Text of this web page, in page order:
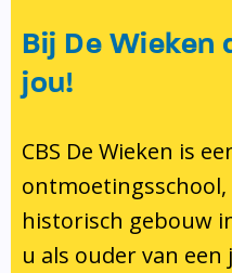
Onze visie
identiteit
Pedagogisch
Bibliotheek
Ondersteuning
MR & GMR
Aanmelden
Verlof aanvragen
Bibliotheek op
Te weinig geld?
Contact
Bij De Wieken
jou!
CBS De Wieken is
ontmoetingsschool,
historisch gebouw
u als ouder van